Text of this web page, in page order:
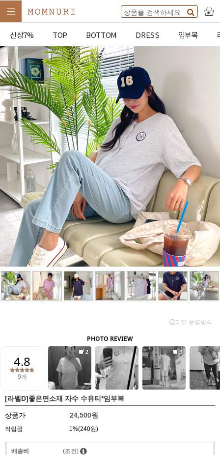
신상7% TOP BOTTOM DRESS 임부복
[라벨D]좋은면소재 자수 수유티*임부복
상품가 24,500원
적립금 1%(240원)
배송비 (조건)